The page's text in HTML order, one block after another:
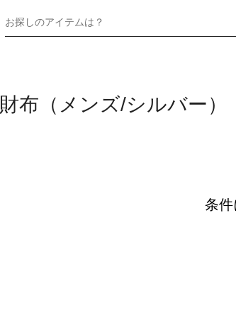
お探しのアイテムは？
財布（メンズ/シルバー）
条